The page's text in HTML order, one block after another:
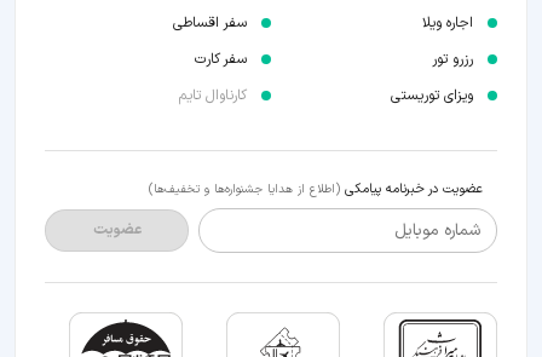
اجاره ویلا
رزرو تور
ویزای توریستی
سفر اقساطی
سفر کارت
کارناوال تایم
عضویت در خبرنامه پیامکی (اطلاع از هدایا جشنواره‌ها و تخفیف‌ها)
شماره موبایل عضویت